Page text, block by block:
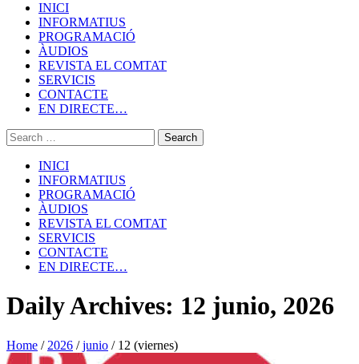
INICI
INFORMATIUS
PROGRAMACIÓ
ÀUDIOS
REVISTA EL COMTAT
SERVICIS
CONTACTE
EN DIRECTE…
INICI
INFORMATIUS
PROGRAMACIÓ
ÀUDIOS
REVISTA EL COMTAT
SERVICIS
CONTACTE
EN DIRECTE…
Daily Archives: 12 junio, 2026
Home / 2026 /junio / 12 (viernes)